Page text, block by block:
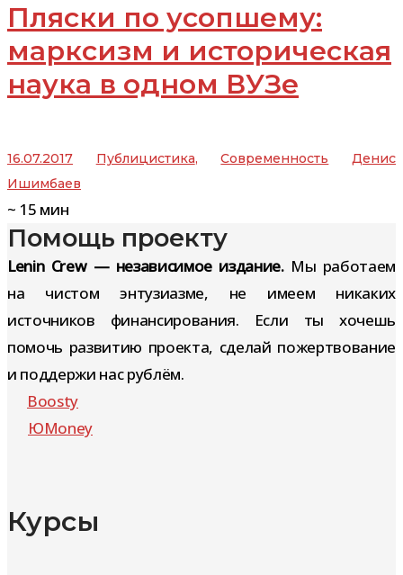
Пляски по усопшему:
марксизм и историческая
наука в одном ВУЗе
16.07.2017 Публицистика,Современность
Денис
Ишимбаев
~ 15 мин
Помощь проекту
Lenin Crew — независимое издание.Мы работаем
на чистом энтузиазме, не имеем никаких
источников финансирования. Если ты хочешь
помочь развитию проекта, сделай пожертвование
и поддержи нас рублём.
Boosty
ЮMoney
Курсы